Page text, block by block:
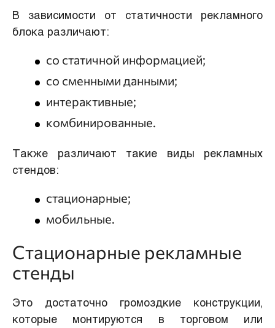
В зависимости от статичности рекламного
блока различают:
со статичной информацией;
со сменными данными;
интерактивные;
комбинированные.
Также различают такие виды рекламных
стендов:
стационарные;
мобильные.
Стационарные рекламные
стенды
Это достаточно громоздкие конструкции,
которые монтируются в торговом или